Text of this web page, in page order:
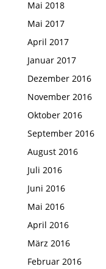
Mai 2018
Mai 2017
April 2017
Januar 2017
Dezember 2016
November 2016
Oktober 2016
September 2016
August 2016
Juli 2016
Juni 2016
Mai 2016
April 2016
März 2016
Februar 2016